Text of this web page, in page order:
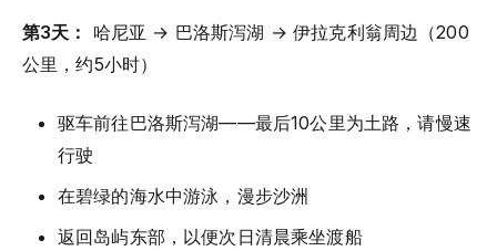
第3天：
哈尼亚 → 巴洛斯泻湖 → 伊拉克利翁周边（200
公里，约5小时）
驱车前往巴洛斯泻湖——最后10公里为土路，请慢速
行驶
在碧绿的海水中游泳，漫步沙洲
返回岛屿东部，以便次日清晨乘坐渡船